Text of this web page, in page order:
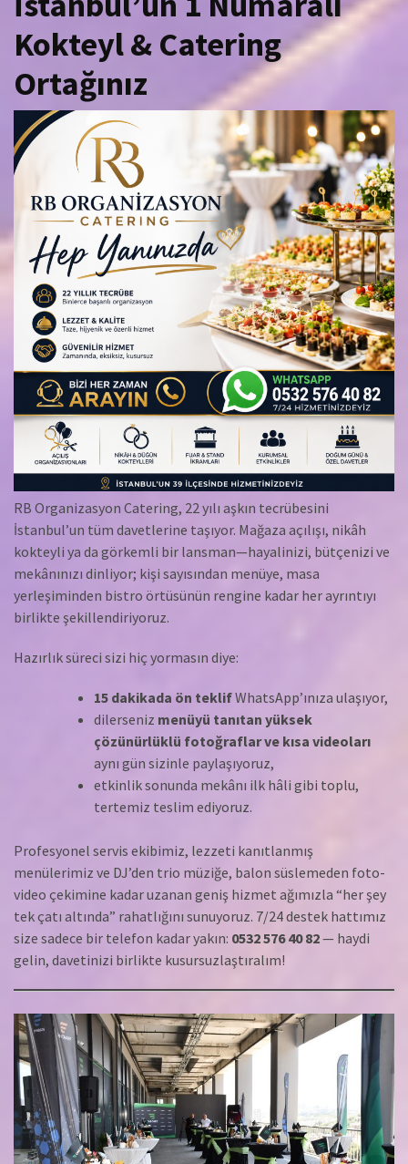
Kokteyl & Catering
Ortağınız
RB Organizasyon Catering, 22 yılı aşkın tecrübesini
İstanbul’un tüm davetlerine taşıyor. Mağaza açılışı, nikâh
kokteyli ya da görkemli bir lansman—hayalinizi, bütçenizi ve
mekânınızı dinliyor; kişi sayısından menüye, masa
yerleşiminden bistro örtüsünün rengine kadar her ayrıntıyı
birlikte şekillendiriyoruz.
Hazırlık süreci sizi hiç yormasın diye:
15 dakikada ön teklifWhatsApp’ınıza ulaşıyor,
dilerseniz menüyü tanıtan yüksek
çözünürlüklü fotoğraflar ve kısa videoları
aynı gün sizinle paylaşıyoruz,
etkinlik sonunda mekânı ilk hâli gibi toplu,
tertemiz teslim ediyoruz.
Profesyonel servis ekibimiz, lezzeti kanıtlanmış
menülerimiz ve DJ’den trio müziğe, balon süslemeden foto-
video çekimine kadar uzanan geniş hizmet ağımızla “her şey
tek çatı altında” rahatlığını sunuyoruz. 7/24 destek hattımız
size sadece bir telefon kadar yakın: 0532 576 40 82— haydi
gelin, davetinizi birlikte kusursuzlaştıralım!